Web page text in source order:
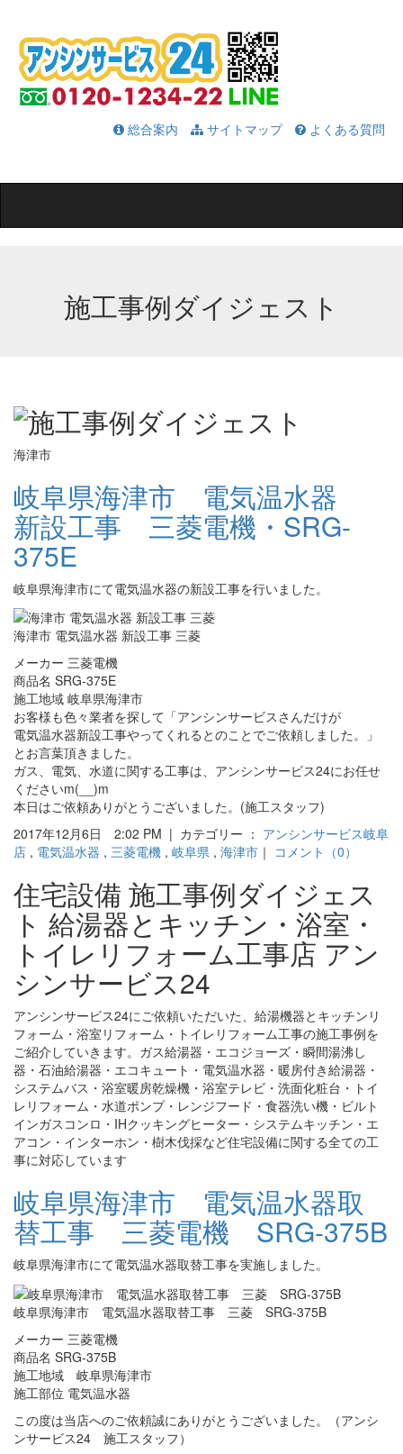
総合案内 サイトマップ
よくある質問
施工事例ダイジェスト
海津市
岐阜県海津市 電気温水器
新設工事 三菱電機・SRG-
375E
岐阜県海津市にて電気温水器の新設工事を行いました。
海津市 電気温水器 新設工事 三菱
メーカー 三菱電機
商品名 SRG-375E
施工地域 岐阜県海津市
お客様も色々業者を探して「アンシンサービスさんだけが
電気温水器新設工事やってくれるとのことでご依頼しました。」
とお言葉頂きました。
ガス、電気、水道に関する工事は、アンシンサービス24にお任せ
くださいm(__)m
本日はご依頼ありがとうございました。(施工スタッフ)
2017年12月6日 2:02 PM | カテゴリー ： アンシンサービス岐阜
店 , 電気温水器 , 三菱電機 , 岐阜県 , 海津市 ｜ コメント（0）
住宅設備 施工事例ダイジェス
ト 給湯器とキッチン・浴室・
トイレリフォーム工事店 アン
シンサービス24
アンシンサービス24にご依頼いただいた、給湯機器とキッチンリ
フォーム・浴室リフォーム・トイレリフォーム工事の施工事例を
ご紹介していきます。ガス給湯器・エコジョーズ・瞬間湯沸し
器・石油給湯器・エコキュート・電気温水器・暖房付き給湯器・
システムバス・浴室暖房乾燥機・浴室テレビ・洗面化粧台・トイ
レリフォーム・水道ポンプ・レンジフード・食器洗い機・ビルト
インガスコンロ・IHクッキングヒーター・システムキッチン・エ
アコン・インターホン・樹木伐採など住宅設備に関する全ての工
事に対応しています
岐阜県海津市 電気温水器取
替工事 三菱電機 SRG-375B
岐阜県海津市にて電気温水器取替工事を実施しました。
岐阜県海津市 電気温水器取替工事 三菱 SRG-375B
メーカー 三菱電機
商品名 SRG-375B
施工地域 岐阜県海津市
施工部位 電気温水器
この度は当店へのご依頼誠にありがとうございました。（アンシ
ンサービス24 施工スタッフ）